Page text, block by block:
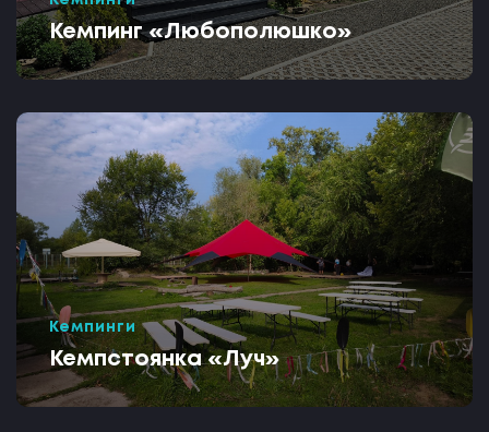
Кемпинг «Любополюшко»
Кемпинги
Кемпстоянка «Луч»